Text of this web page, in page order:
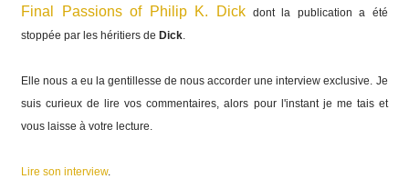
Final Passions of Philip K. Dickdont la publication a été
stoppée par les héritiers de Dick.
Elle nous a eu la gentillesse de nous accorder une interview exclusive. Je
suis curieux de lire vos commentaires, alors pour l'instant je me tais et
vous laisse à votre lecture.
Lire son interview.